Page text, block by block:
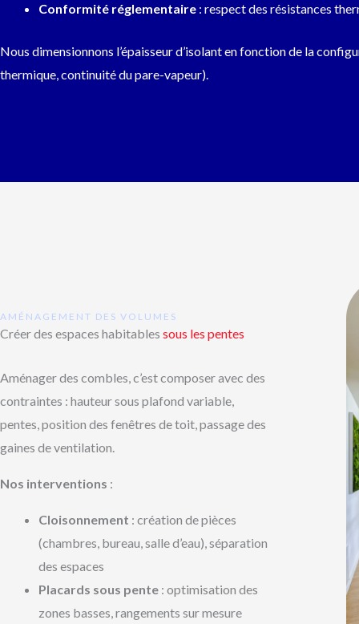
Conformité réglementaire : respect des résistances
Nous dimensionnons l’épaisseur d’isolant en fonction de la
thermique, continuité du pare-vapeur).
AMÉNAGEMENT DES VOLUMES
Créer des espaces habitables sous les pentes
Aménager des combles, c’est composer avec des
contraintes : hauteur sous plafond variable,
pentes, position des fenêtres de toit, passage des
gaines de ventilation.
Nos interventions :
Cloisonnement : création de pièces
(chambres, bureau, salle d’eau), séparation
des espaces
Placards sous pente : optimisation des
zones basses, rangements sur mesure